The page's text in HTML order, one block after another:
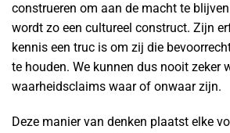
construeren om aan de macht te
wordt zo een cultureel construct. Zijn
kennis een truc is om zij die
te houden. We kunnen dus nooit zeker
waarheidsclaims waar of onwaar zijn.
Deze manier van denken plaatst elke